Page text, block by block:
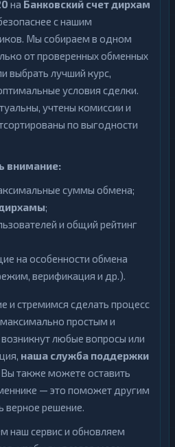
на Банковский счет дирхам
с нашим
Мы собираем в одном
от проверенных обменных
выбрать лучший курс,
условия сделки.
учтены комиссии и
по выгодности
внимание:
суммы обмена;
;
и общий рейтинг
на особенности обмена
верификация и др.).
и стремимся сделать процесс
простым и
любые вопросы или
наша служба поддержки
также можете оставить
— это поможет другим
верное решение.
наш сервис и обновляем